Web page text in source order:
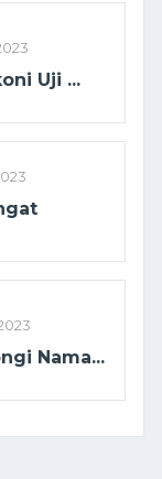
Uji ...
Nama...